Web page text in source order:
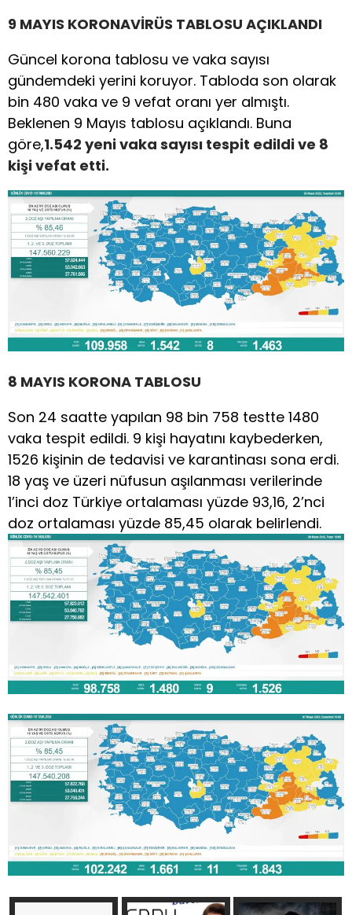
9 MAYIS KORONAVİRÜS TABLOSU AÇIKLANDI
Güncel korona tablosu ve vaka sayısı
gündemdeki yerini koruyor. Tabloda son olarak
bin 480 vaka ve 9 vefat oranı yer almıştı.
Beklenen 9 Mayıs tablosu açıklandı. Buna
göre,1.542 yeni vaka sayısı tespit edildi ve 8
kişi vefat etti.
8 MAYIS KORONA TABLOSU
Son 24 saatte yapılan 98 bin 758 testte 1480
vaka tespit edildi. 9 kişi hayatını kaybederken,
1526 kişinin de tedavisi ve karantinası sona erdi.
18 yaş ve üzeri nüfusun aşılanması verilerinde
1’inci doz Türkiye ortalaması yüzde 93,16, 2’nci
doz ortalaması yüzde 85,45 olarak belirlendi.